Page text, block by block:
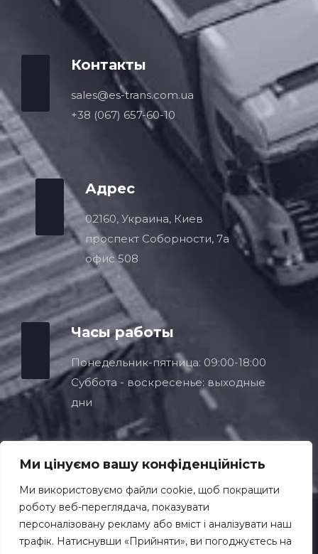
Ми цінуємо вашу конфіденційність
Ми використовуємо файли cookie, щоб покращити
роботу веб-переглядача, показувати
персоналізовану рекламу або вміст і аналізувати наш
трафік. Натиснувши «Прийняти», ви погоджуєтесь на
Контакты
sales@es-trans.com.ua
+38 (067) 657-60-10
Адрес
02160, Украина, Киев
проспект Соборности, 7a
офис 508
Часы работы
Понедельник-пятница: 09:00-18:00
Суббота - воскресенье: выходные
дни
© Copyright 2026